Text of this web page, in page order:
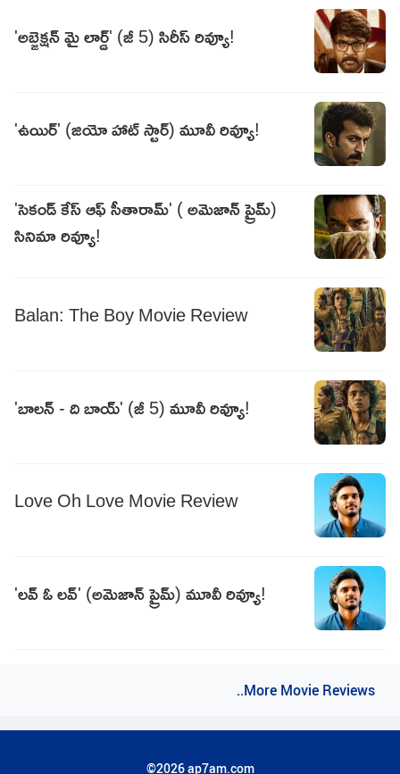
'అబ్జెక్షన్ మై లార్డ్' (జీ 5) సిరీస్ రివ్యూ!
'ఉయిర్' (జియో హాట్ స్టార్) మూవీ రివ్యూ!
'సెకండ్ కేస్ ఆఫ్ సీతారామ్' ( అమెజాన్ ప్రైమ్)
సినిమా రివ్యూ!
Balan: The Boy Movie Review
'బాలన్ - ది బాయ్' (జీ 5) మూవీ రివ్యూ!
Love Oh Love Movie Review
'లవ్ ఓ లవ్' (అమెజాన్ ప్రైమ్) మూవీ రివ్యూ!
..More Movie Reviews
©2026 ap7am.com